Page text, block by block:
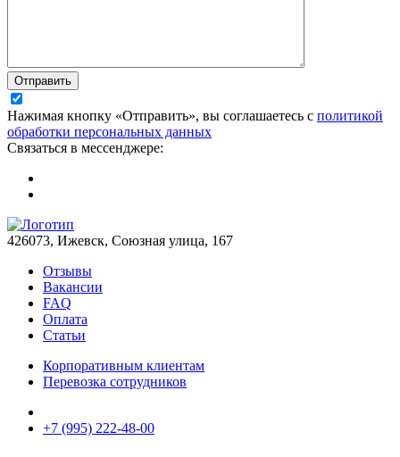
Отправить
Нажимая кнопку «Отправить», вы соглашаетесь с политикой
обработки персональных данных
Связаться в мессенджере:
426073, Ижевск, Союзная улица, 167
Отзывы
Вакансии
FAQ
Оплата
Статьи
Корпоративным клиентам
Перевозка сотрудников
+7 (995) 222-48-00